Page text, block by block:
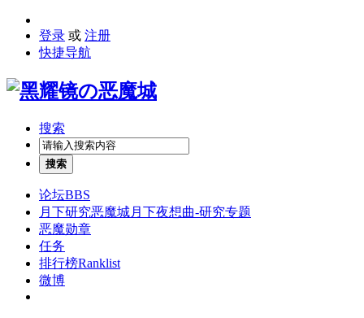
登录 或 注册
快捷导航
搜索
搜索
论坛BBS
月下研究恶魔城月下夜想曲-研究专题
恶魔勋章
任务
排行榜Ranklist
微博